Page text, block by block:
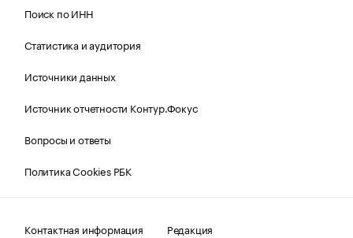
Поиск по ИНН
Статистика и аудитория
Источники данных
Источник отчетности Контур.Фокус
Вопросы и ответы
Политика Cookies РБК
Контактная информация
Редакция